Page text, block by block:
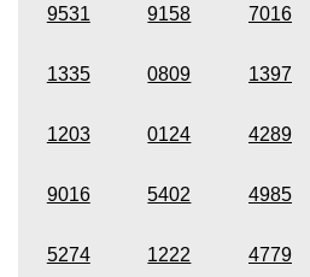
9531 9158 7016
1335 0809 1397
1203 0124 4289
9016 5402 4985
5274 1222 4779